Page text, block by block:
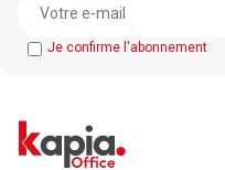
Je confirme l'abonnement